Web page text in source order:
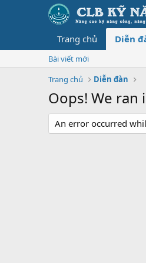
Trang chủ Diễn
Bài viết mới
Trang chủ
Diễn đàn
Oops! We
An error occurred